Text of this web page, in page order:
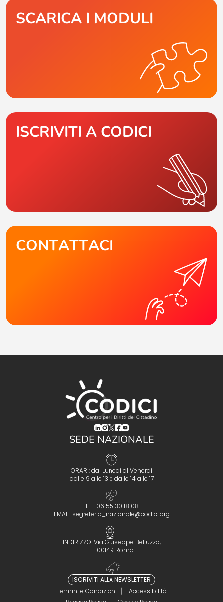
SCARICA I MODULI
ISCRIVITI A CODICI
CONTATTACI
(opens in a new tab)
(opens in a new tab)
(opens in a new tab)
(opens in a new tab)
(opens in a new tab)
SEDE NAZIONALE
ORARI: dal Lunedì al Venerdì
dalle 9 alle 13 e dalle 14 alle 17
TEL: 06 55 30 18 08
EMAIL: segreteria_nazionale@codici.org
INDIRIZZO: Via Giuseppe Belluzzo,
1 - 00149 Roma
ISCRIVITI ALLA NEWSLETTER
Termini e Condizioni
Accessibilità